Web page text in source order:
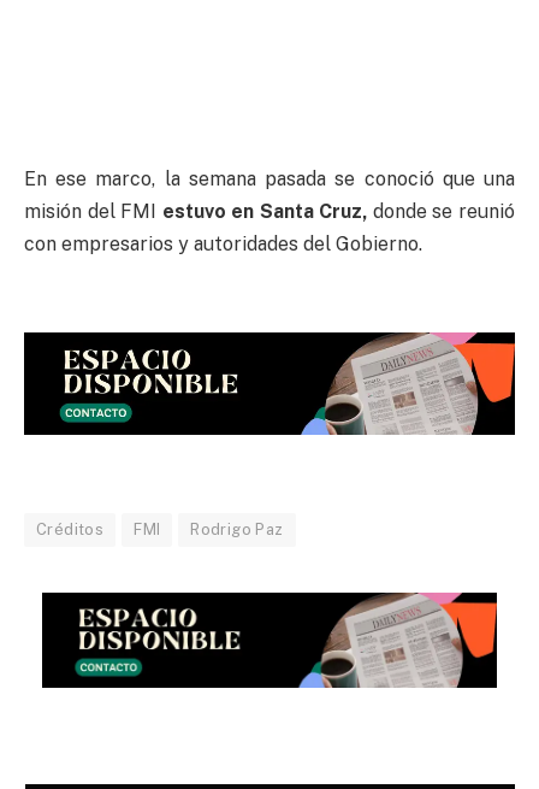
En ese marco, la semana pasada se conoció que una
misión del FMI estuvo en Santa Cruz, donde se reunió
con empresarios y autoridades del Gobierno.
Créditos FMI Rodrigo Paz